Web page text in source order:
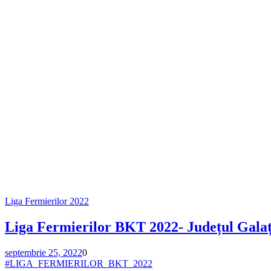
Liga Fermierilor 2022
Liga Fermierilor BKT 2022- Județul
septembrie 25, 20220
#LIGA_FERMIERILOR_BKT_2022